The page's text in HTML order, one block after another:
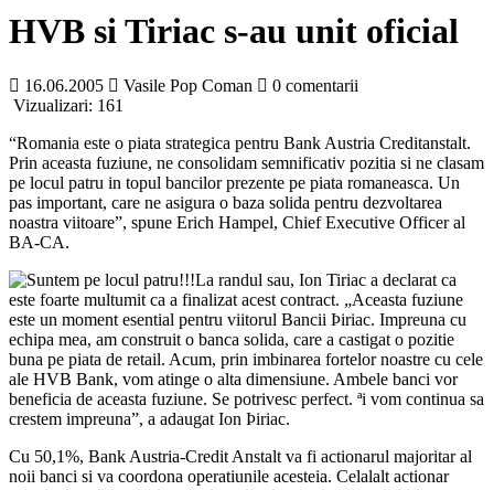
HVB si Tiriac s-au unit oficial
16.06.2005 Vasile Pop Coman
0 comentarii
Vizualizari: 161
“Romania este o piata strategica pentru Bank Austria Creditanstalt.
Prin aceasta fuziune, ne consolidam semnificativ pozitia si ne clasam
pe locul patru in topul bancilor prezente pe piata romaneasca. Un
pas important, care ne asigura o baza solida pentru dezvoltarea
noastra viitoare”, spune Erich Hampel, Chief Executive Officer al
BA-CA.
La randul sau, Ion Tiriac a declarat ca
este foarte multumit ca a finalizat acest contract. „Aceasta fuziune
este un moment esential pentru viitorul Bancii Þiriac. Impreuna cu
echipa mea, am construit o banca solida, care a castigat o pozitie
buna pe piata de retail. Acum, prin imbinarea fortelor noastre cu cele
ale HVB Bank, vom atinge o alta dimensiune. Ambele banci vor
beneficia de aceasta fuziune. Se potrivesc perfect. ªi vom continua sa
crestem impreuna”, a adaugat Ion Þiriac.
Cu 50,1%, Bank Austria-Credit Anstalt va fi actionarul majoritar al
noii banci si va coordona operatiunile acesteia. Celalalt actionar